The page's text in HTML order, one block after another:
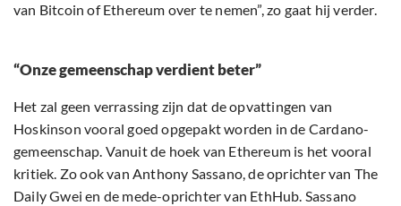
van Bitcoin of Ethereum over te nemen”, zo gaat hij verder.
“Onze gemeenschap verdient beter”
Het zal geen verrassing zijn dat de opvattingen van
Hoskinson vooral goed opgepakt worden in de Cardano-
gemeenschap. Vanuit de hoek van Ethereum is het vooral
kritiek. Zo ook van Anthony Sassano, de oprichter van The
Daily Gwei en de mede-oprichter van EthHub. Sassano